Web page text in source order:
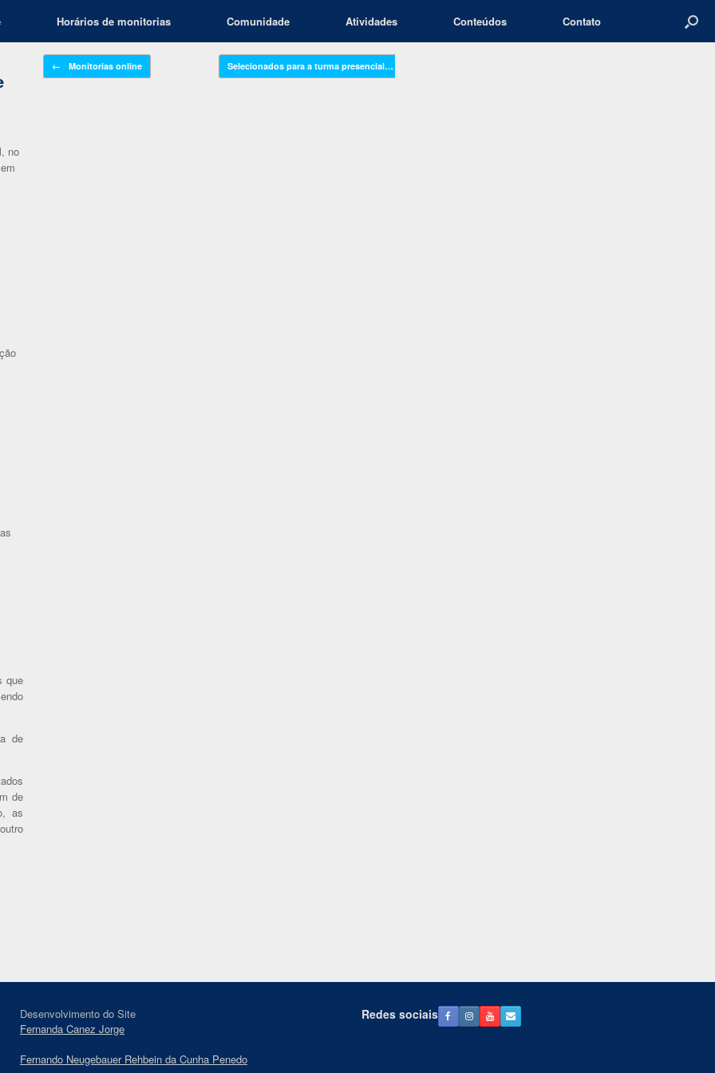
Horários de monitorias Comunidade Atividades Conteúdos Contato
no
que
de
de
as
Navegação de posts
← Monitorias online Selecionados para a turma presencial…
Desenvolvimento do Site
Fernanda Canez Jorge
Fernando Neugebauer Rehbein da Cunha Penedo
Redes sociais